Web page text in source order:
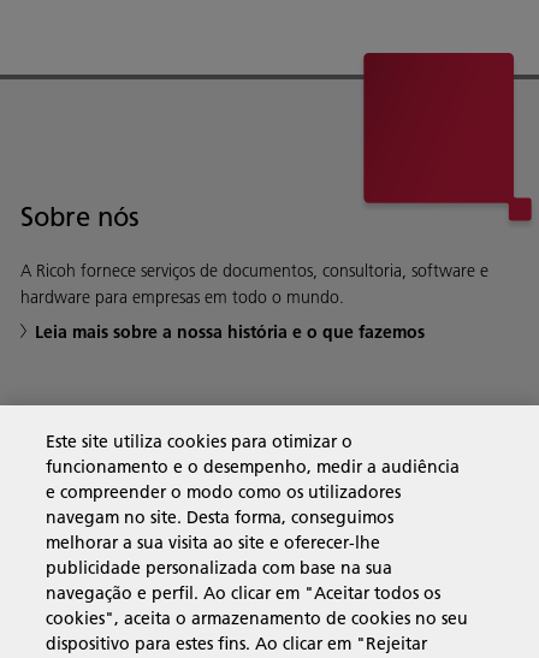
Sobre nós
A Ricoh fornece serviços de documentos, consultoria, software e
hardware para empresas em todo o mundo.
Leia mais sobre a nossa história e o que fazemos
Soluções empresariais
Produtos e serviços
Assistência e contacto
Este site utiliza cookies para otimizar o
funcionamento e o desempenho, medir a audiência
e compreender o modo como os utilizadores
navegam no site. Desta forma, conseguimos
melhorar a sua visita ao site e oferecer-lhe
publicidade personalizada com base na sua
navegação e perfil. Ao clicar em "Aceitar todos os
cookies", aceita o armazenamento de cookies no seu
dispositivo para estes fins. Ao clicar em "Rejeitar